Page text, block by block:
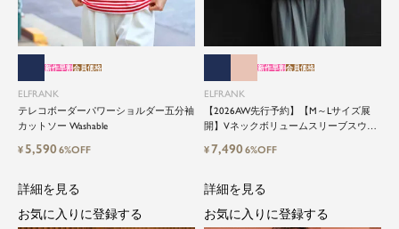
ELFRANK
テレコボーダーパワーショルダー五分袖
カットソー Washable
新作早割会員価格
¥5,5906%OFF
ELFRANK
【2026AW先行予約】【M～Lサイズ展
開】Vネックボリュームスリーブスウェ
新作早割会員価格
¥7,4906%OFF
詳細を見る
お気に入りに登録する
詳細を見る
お気に入りに登録する